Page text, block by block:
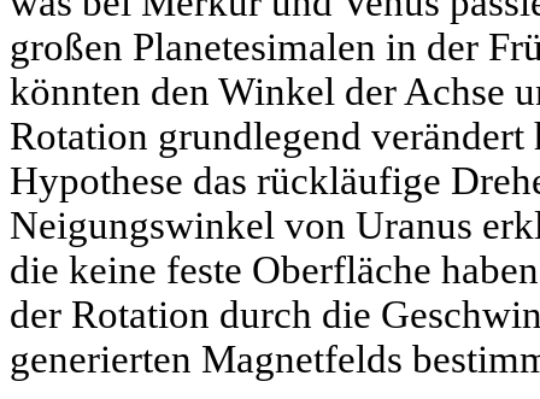
großen Planetesimalen in der
könnten den Winkel der Achse
Rotation grundlegend verändert
Hypothese das rückläufige
Neigungswinkel von Uranus
die keine feste Oberfläche
der Rotation durch die
generierten Magnetfelds